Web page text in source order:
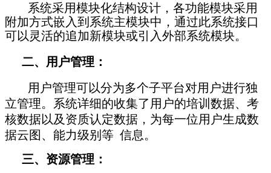
系统采用模块化结构设计，各功能模块采用
附加方式嵌入到系统主模块中，通过此系统接口
可以灵活的追加新模块或引入外部系统模块。
二、用户管理：
用户管理可以分为多个子平台对用户进行独
立管理。系统详细的收集了用户的培训数据、考
核数据以及资质认定数据，为每一位用户生成数
据云图、能力级别等 信息。
三、资源管理：